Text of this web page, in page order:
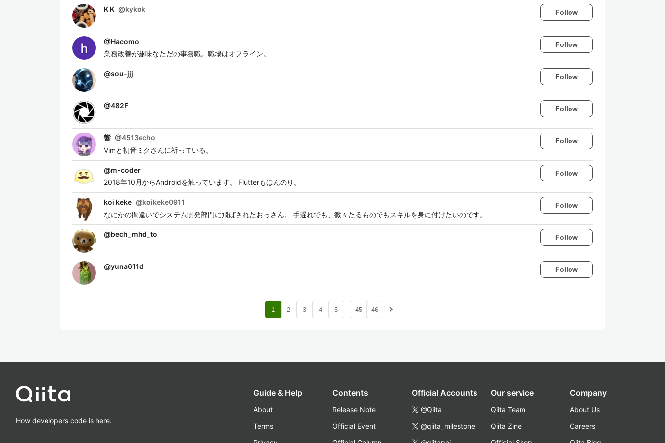
K K @kykok Follow
@Hacomo
業務改善が趣味なただの事務職。職場はオフライン。
Follow
@sou-jjj Follow
@482F Follow
響 @4513echo
Vimと初音ミクさんに祈っている。
Follow
@m-coder
2018年10月からAndroidを触っています。 Flutterもほんのり。
Follow
koi keke @koikeke0911
なにかの間違いでシステム開発部門に飛ばされたおっさん。 手遅れでも、微々たるものでもスキルを身に付けたいのです。
Follow
@bech_mhd_to Follow
@yuna611d Follow
1 2 3 4 5 … 45 46 navigate_next
How developers code is here.
Guide & Help
About
Terms
Contents
Release Note
Official Event
Official Accounts
@Qiita
@qiita_milestone
Our service
Qiita Team
Qiita Zine
Company
About Us
Careers